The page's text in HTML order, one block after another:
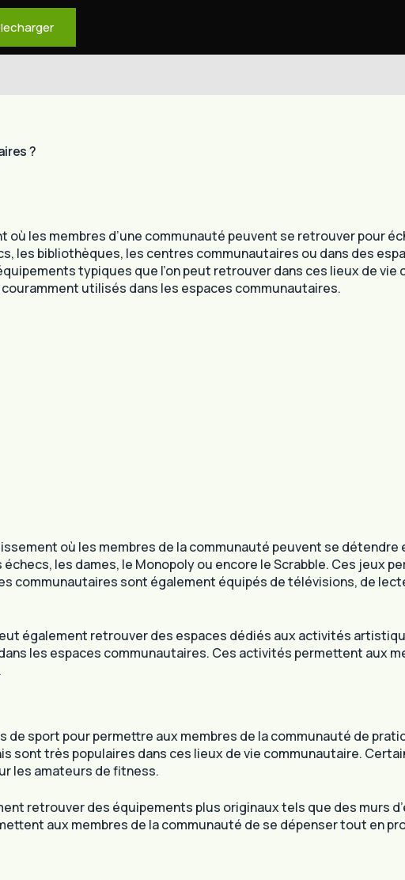
?
les membres d’une communauté peuvent se retrouver pour
les bibliothèques, les centres communautaires ou dans des
typiques que l’on peut retrouver dans ces lieux de
utilisés dans les espaces communautaires.
où les membres de la communauté peuvent se
les dames, le Monopoly ou encore le Scrabble. Ces jeux
communautaires sont également équipés de télévisions, de
également retrouver des espaces dédiés aux activités
les espaces communautaires. Ces activités permettent aux
sport pour permettre aux membres de la communauté de
sont très populaires dans ces lieux de vie communautaire.
les amateurs de fitness.
retrouver des équipements plus originaux tels que des murs
aux membres de la communauté de se dépenser tout en